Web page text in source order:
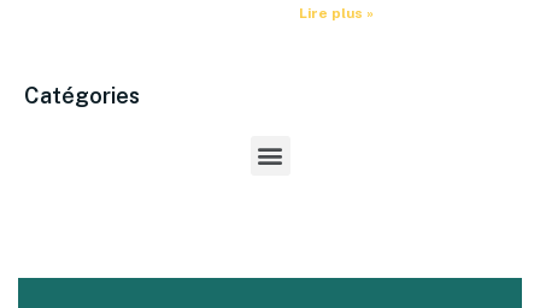
Lire plus »
Catégories